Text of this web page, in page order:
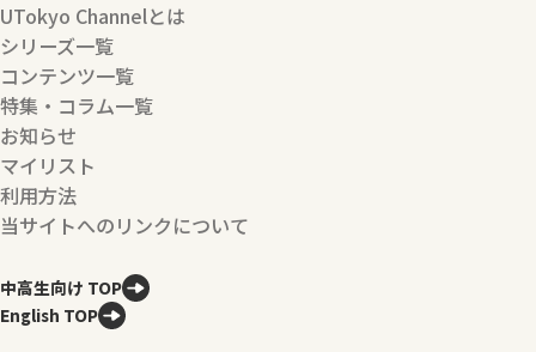
UTokyo Channelとは
シリーズ一覧
コンテンツ一覧
特集・コラム一覧
お知らせ
マイリスト
利用方法
当サイトへのリンクについて
中高生向け TOP
English TOP